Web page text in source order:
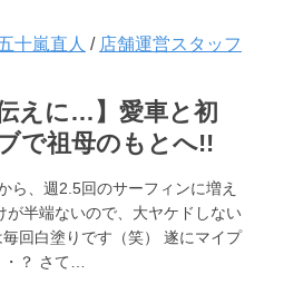
十嵐直人 / 店舗運営スタッフ
えに…】愛車と初
で祖母のもとへ!!
ら、週2.5回のサーフィンに増え
が半端ないので、大ヤケドしない
回白塗りです（笑） 遂にマイプ
？ さて…